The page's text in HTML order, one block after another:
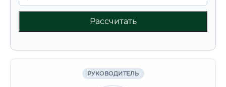
Рассчитать
РУКОВОДИТЕЛЬ